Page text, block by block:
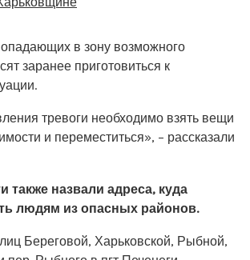
в зону возможного
заранее приготовиться к
тревоги необходимо взять вещи
и переместиться», – рассказали
также назвали адреса, куда
людям из опасных районов.
Береговой, Харьковской, Рыбной,